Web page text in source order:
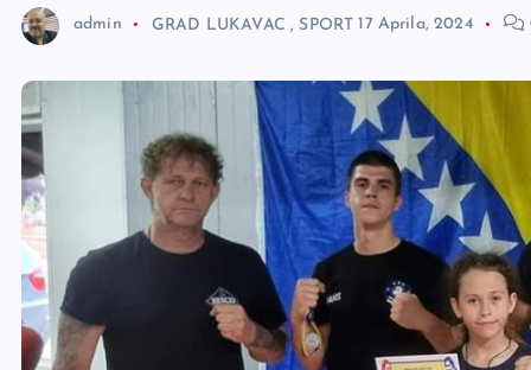
admin GRAD LUKAVAC , SPORT 17 Aprila, 2024